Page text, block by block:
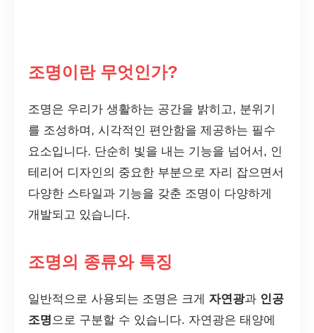
조명이란 무엇인가?
조명은 우리가 생활하는 공간을 밝히고, 분위기
를 조성하며, 시각적인 편안함을 제공하는 필수
요소입니다. 단순히 빛을 내는 기능을 넘어서, 인
테리어 디자인의 중요한 부분으로 자리 잡으면서
다양한 스타일과 기능을 갖춘 조명이 다양하게
개발되고 있습니다.
조명의 종류와 특징
일반적으로 사용되는 조명은 크게 자연광과 인공
조명 으로 구분할 수 있습니다. 자연광은 태양에